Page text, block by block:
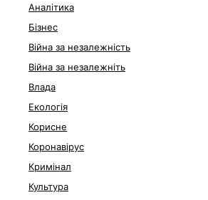
Аналітика
Бізнес
Війна за незалежність
Війна за незалежніть
Влада
Екологія
Корисне
Коронавірус
Кримінал
Культура